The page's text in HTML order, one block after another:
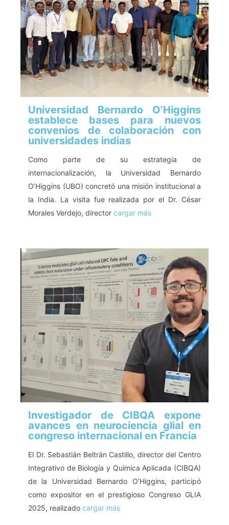
Universidad Bernardo O’Higgins
establece bases para nuevos
convenios de colaboración con
universidades indias
Como parte de su estrategia de
internacionalización, la Universidad Bernardo
O’Higgins (UBO) concretó una misión institucional a
la India. La visita fue realizada por el Dr. César
Morales Verdejo, director cargar más
Investigador de CIBQA expone
avances en neurociencia glial en
congreso internacional en Francia
El Dr. Sebastián Beltrán Castillo, director del Centro
Integrativo de Biología y Química Aplicada (CIBQA)
de la Universidad Bernardo O’Higgins, participó
como expositor en el prestigioso Congreso GLIA
2025, realizado cargar más